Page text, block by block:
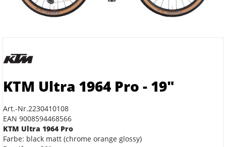
KTM Ultra 1964 Pro - 19"
Art.-Nr.2230410108
EAN 9008594468566
KTM Ultra 1964 Pro
Farbe: black matt (chrome orange glossy)